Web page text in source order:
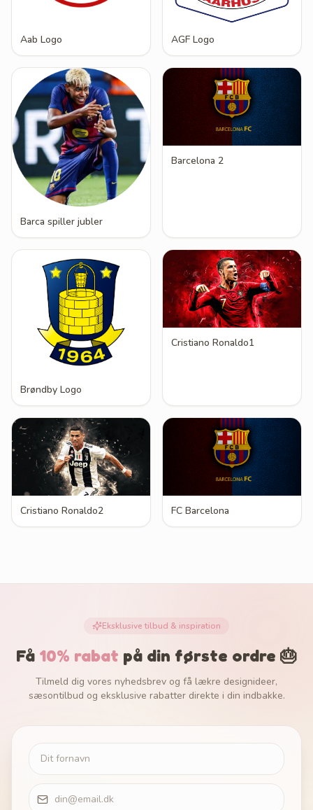
Aab Logo AGF Logo
Barca spiller jubler
Barcelona 2
Brøndby Logo
Cristiano Ronaldo1
Cristiano Ronaldo2 FC Barcelona
Eksklusive tilbud & inspiration
Få 10% rabat på din første ordre 🎂
Tilmeld dig vores nyhedsbrev og få lækre designideer,
sæsontilbud og eksklusive rabatter direkte i din indbakke.